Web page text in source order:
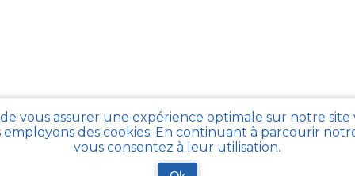
vous assurer une expérience optimale sur notre site
employons des cookies. En continuant à parcourir
vous consentez à leur utilisation.